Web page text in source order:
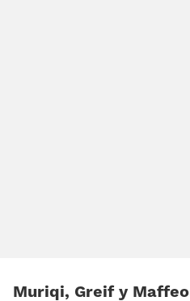
Muriqi, Greif y Maffeo